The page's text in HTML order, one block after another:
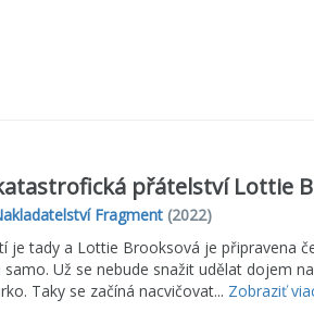
přátelství Lottie
Fragment(2022)
je tady a Lottie Brooksová je připravena
Už se nebude snažit udělat dojem
Taky se začíná nacvičovat... Zobraziť